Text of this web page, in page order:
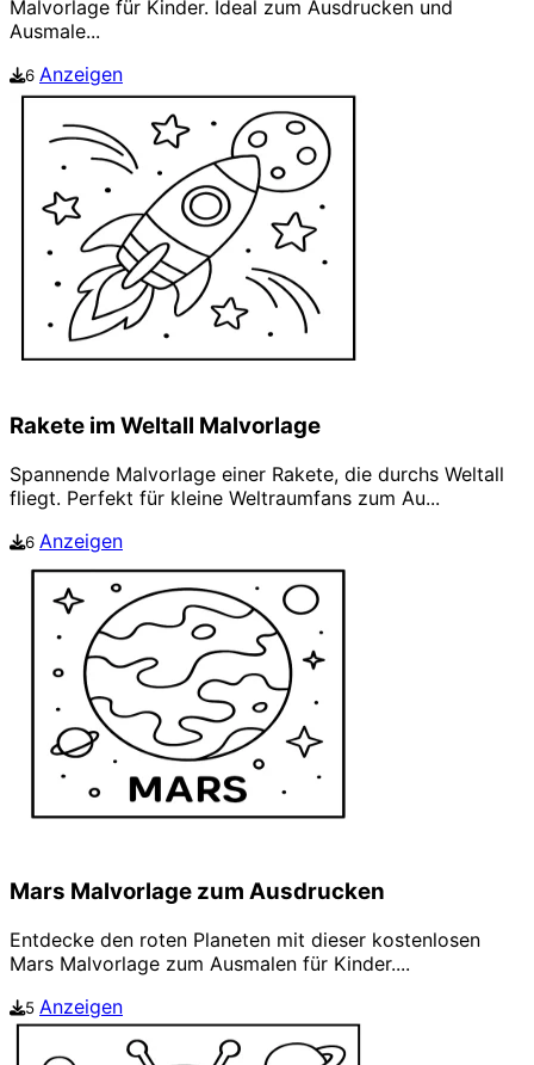
Malvorlage für Kinder. Ideal zum Ausdrucken und
Ausmale...
6 Anzeigen
Rakete im Weltall Malvorlage
Spannende Malvorlage einer Rakete, die durchs Weltall
fliegt. Perfekt für kleine Weltraumfans zum Au...
6 Anzeigen
Mars Malvorlage zum Ausdrucken
Entdecke den roten Planeten mit dieser kostenlosen
Mars Malvorlage zum Ausmalen für Kinder....
5 Anzeigen